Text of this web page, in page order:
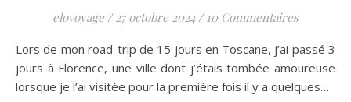
elovoyage / 27 octobre 2024 / 10 Commentaires
Lors de mon road-trip de 15 jours en Toscane, j’ai passé 3
jours à Florence, une ville dont j’étais tombée amoureuse
lorsque je l’ai visitée pour la première fois il y a quelques…